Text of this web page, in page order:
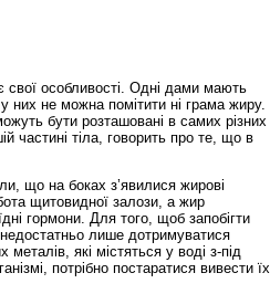
свої особливості. Одні дами мають
них не можна помітити ні грама жиру.
бути розташовані в самих різних
частині тіла, говорить про те, що в
що на боках з’явилися жирові
щитовидної залози, а жир
гормони. Для того, щоб запобігти
лише дотримуватися
які містяться у воді з-під
потрібно постаратися вивести їх